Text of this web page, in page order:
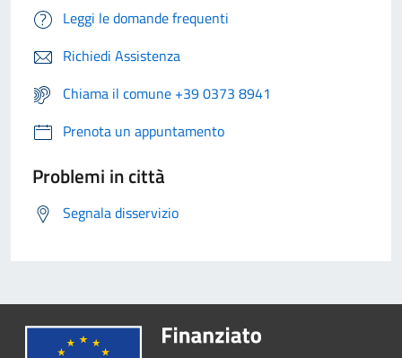
Leggi le domande frequenti
Richiedi Assistenza
Chiama il comune +39 0373 8941
Prenota un appuntamento
Problemi in città
Segnala disservizio